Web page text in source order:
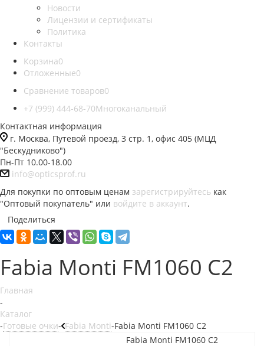
Новости
Лицензии и сертификаты
Политика
Контакты
Корзина0
Отложенные0
Сравнение товаров0
+7 (999) 444-68-70Многоканальный
Контактная информация
г. Москва, Путевой проезд, 3 стр. 1, офис 405 (МЦД
"Бескудниково")
Пн-Пт 10.00-18.00
info@opticsprof.ru
Для покупки по оптовым ценам зарегистрируйтесь как
"Оптовый покупатель" или войдите в аккаунт.
Поделиться
Fabia Monti FM1060 C2
Главная
-
Каталог
-Готовые очки- Fabia Monti-Fabia Monti FM1060 C2
Fabia Monti FM1060 C2